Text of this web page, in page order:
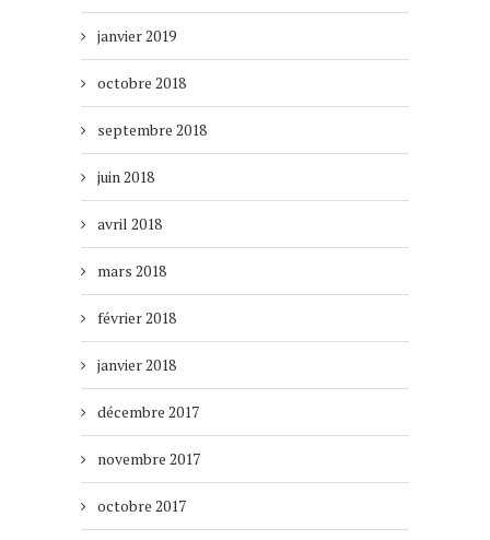
janvier 2019
octobre 2018
septembre 2018
juin 2018
avril 2018
mars 2018
février 2018
janvier 2018
décembre 2017
novembre 2017
octobre 2017